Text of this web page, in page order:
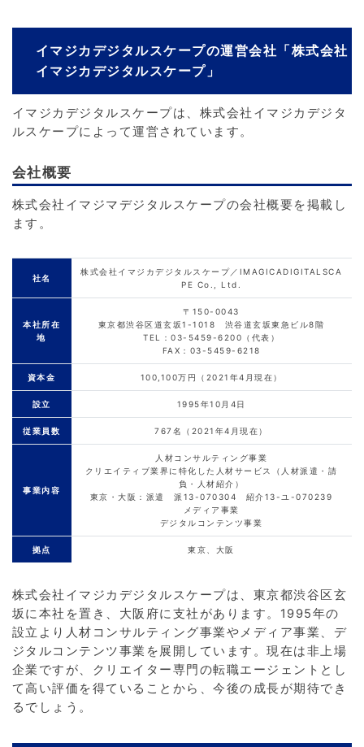
イマジカデジタルスケープの運営会社「株式会社
イマジカデジタルスケープ」
イマジカデジタルスケープは、株式会社イマジカデジタ
ルスケープによって運営されています。
会社概要
株式会社イマジマデジタルスケープの会社概要を掲載し
ます。
社名
株式会社イマジカデジタルスケープ／IMAGICADIGITALSCA
PE Co., Ltd.
本社所在
地
〒150-0043
東京都渋谷区道玄坂1-1018 渋谷道玄坂東急ビル8階
TEL：03-5459-6200（代表）
FAX：03-5459-6218
資本金 100,100万円（2021年4月現在）
設立 1995年10月4日
従業員数 767名（2021年4月現在）
事業内容
人材コンサルティング事業
クリエイティブ業界に特化した人材サービス（人材派遣・請
負・人材紹介）
東京・大阪：派遣 派13-070304 紹介13-ユ-070239
メディア事業
デジタルコンテンツ事業
拠点 東京、大阪
株式会社イマジカデジタルスケープは、東京都渋谷区玄
坂に本社を置き、大阪府に支社があります。1995年の
設立より人材コンサルティング事業やメディア事業、デ
ジタルコンテンツ事業を展開しています。現在は非上場
企業ですが、クリエイター専門の転職エージェントとし
て高い評価を得ていることから、今後の成長が期待でき
るでしょう。